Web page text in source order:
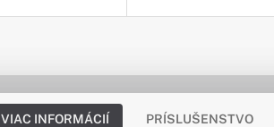
VIAC INFORMÁCIÍ PRÍSLUŠENSTVO